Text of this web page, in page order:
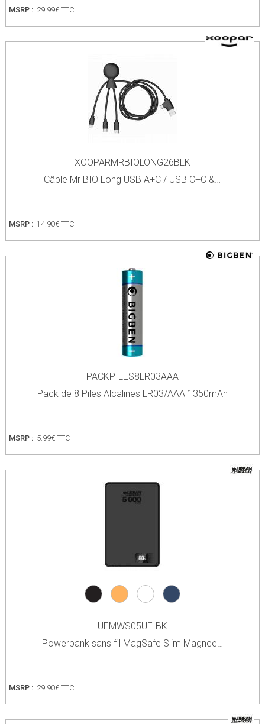
MSRP : 29.99€ TTC
XOOPARMRBIOLONG26BLK
Câble Mr BIO Long USB A+C / USB C+C &…
MSRP : 14.90€ TTC
PACKPILES8LR03AAA
Pack de 8 Piles Alcalines LR03/AAA 1350mAh
MSRP : 5.99€ TTC
UFMWS05UF-BK
Powerbank sans fil MagSafe Slim Magnee…
MSRP : 29.90€ TTC